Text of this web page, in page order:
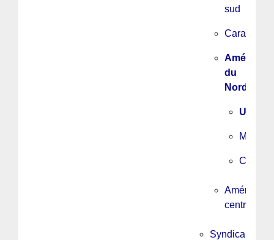
sud
Caraïbes
Amérique
du
Nord
USA
Canada
Amérique
centrale
Syndicalisme